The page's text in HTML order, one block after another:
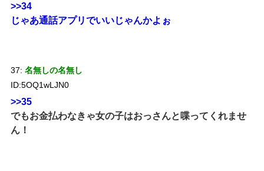
>>34
じゃあ通話アプリでいいじゃんかよぉ
37: 名無しの名無し
ID:5OQ1wLJN0
>>35
でもお金払わなきゃ女の子はおっさんと喋ってくれませ
ん！